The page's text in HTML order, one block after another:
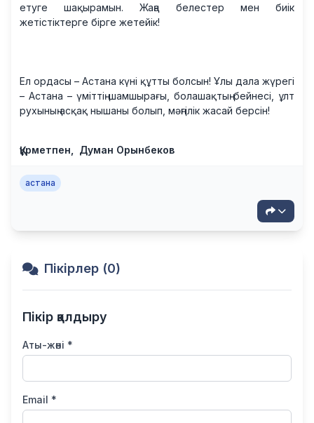
етуге шақырамын. Жаңа белестер мен биік
жетістіктерге бірге жетейік!
Ел ордасы – Астана күні құтты болсын! Ұлы дала жүрегі
– Астана – үміттің шамшырағы, болашақтың бейнесі, ұлт
рухының асқақ нышаны болып, мәңгілік жасай берсін!
Құрметпен Думан Орынбеков
астана
Пікірлер (0)
Пікір қалдыру
Аты-жөні *
Email *